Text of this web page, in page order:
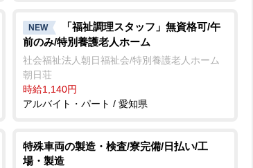
NEW
「福祉調理スタッフ」無資格可/午
前のみ/特別養護老人ホーム
社会福祉法人朝日福祉会/特別養護老人ホーム
朝日荘
時給1,140円
アルバイト・パート / 愛知県
特殊車両の製造・検査/寮完備/日払い/工
場・製造